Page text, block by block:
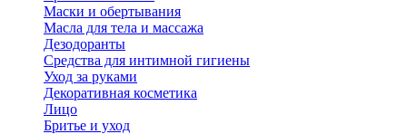
Маски и обертывания
Масла для тела и массажа
Дезодоранты
Средства для интимной гигиены
Уход за руками
Декоративная косметика
Лицо
Бритье и уход